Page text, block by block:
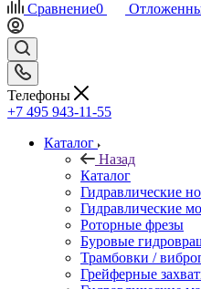
Сравнение0
Телефоны
+7 495 943-11-55
Каталог
Назад
Каталог
Гидравлические
Гидравлические
Роторные фрезы
Буровые
Трамбовки /
Грейферные